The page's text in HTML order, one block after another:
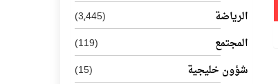
الرياضة
(3٬445)
المجتمع
(119)
شؤون خليجية
(15)